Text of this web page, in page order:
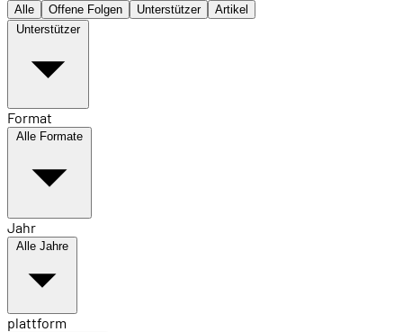
Alle Offene Folgen Unterstützer
Artikel
Unterstützer
Format
Alle Formate
Jahr
Alle Jahre
plattform